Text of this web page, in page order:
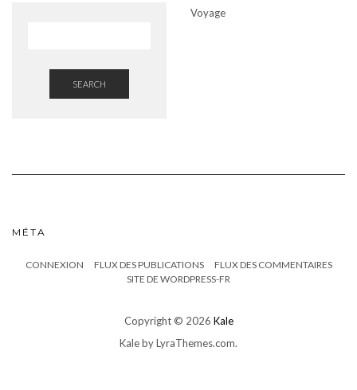
SEARCH
Voyage
MÉTA
CONNEXION FLUX DES PUBLICATIONS
FLUX DES COMMENTAIRES
SITE DE WORDPRESS-FR
Copyright © 2026 Kale
Kaleby LyraThemes.com.